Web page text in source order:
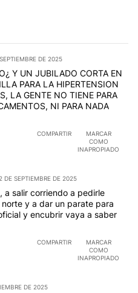
DE 2025
Y UN JUBILADO CORTA EN
PARA LA HIPERTENSION
LA GENTE NO TIENE PARA
NI PARA NADA
COMPARTIR
MARCAR
COMO
INAPROPIADO
DE SEPTIEMBRE DE 2025
a salir corriendo a pedirle
y a dar un parate para
y encubrir vaya a saber
COMPARTIR
MARCAR
COMO
INAPROPIADO
DE 2025